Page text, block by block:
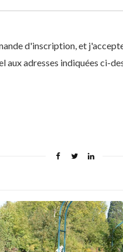
d'inscription, et
adresses indiquées ci-